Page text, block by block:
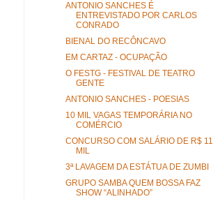
ANTONIO SANCHES É
ENTREVISTADO POR CARLOS
CONRADO
BIENAL DO RECÔNCAVO
EM CARTAZ - OCUPAÇÃO
O FESTG - FESTIVAL DE TEATRO
GENTE
ANTONIO SANCHES - POESIAS
10 MIL VAGAS TEMPORÁRIA NO
COMÉRCIO
CONCURSO COM SALÁRIO DE R$ 11
MIL
3ª LAVAGEM DA ESTÁTUA DE ZUMBI
GRUPO SAMBA QUEM BOSSA FAZ
SHOW “ALINHADO”